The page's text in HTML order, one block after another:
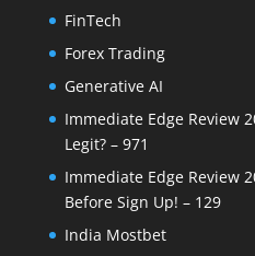
FinTech
Forex Trading
Generative AI
Immediate Edge Review
Legit? – 971
Immediate Edge Review
Before Sign Up! – 129
India Mostbet